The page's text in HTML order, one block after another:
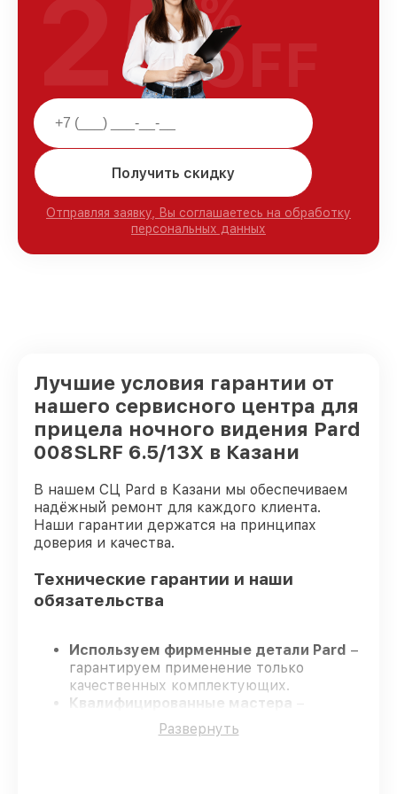
Получить скидку
Отправляя заявку, Вы соглашаетесь на обработку
персональных данных
25%
OFF
Лучшие условия гарантии от
нашего сервисного центра для
прицела ночного видения Pard
008SLRF 6.5/13X в Казани
В нашем СЦ Pard в Казани мы обеспечиваем
надёжный ремонт для каждого клиента.
Наши гарантии держатся на принципах
доверия и качества.
Технические гарантии и наши
обязательства
Используем фирменные детали Pard –
гарантируем применение только
качественных комплектующих.
Квалифицированные мастера
проходят строгий отбор, что
подтверждает уровень их
Развернуть